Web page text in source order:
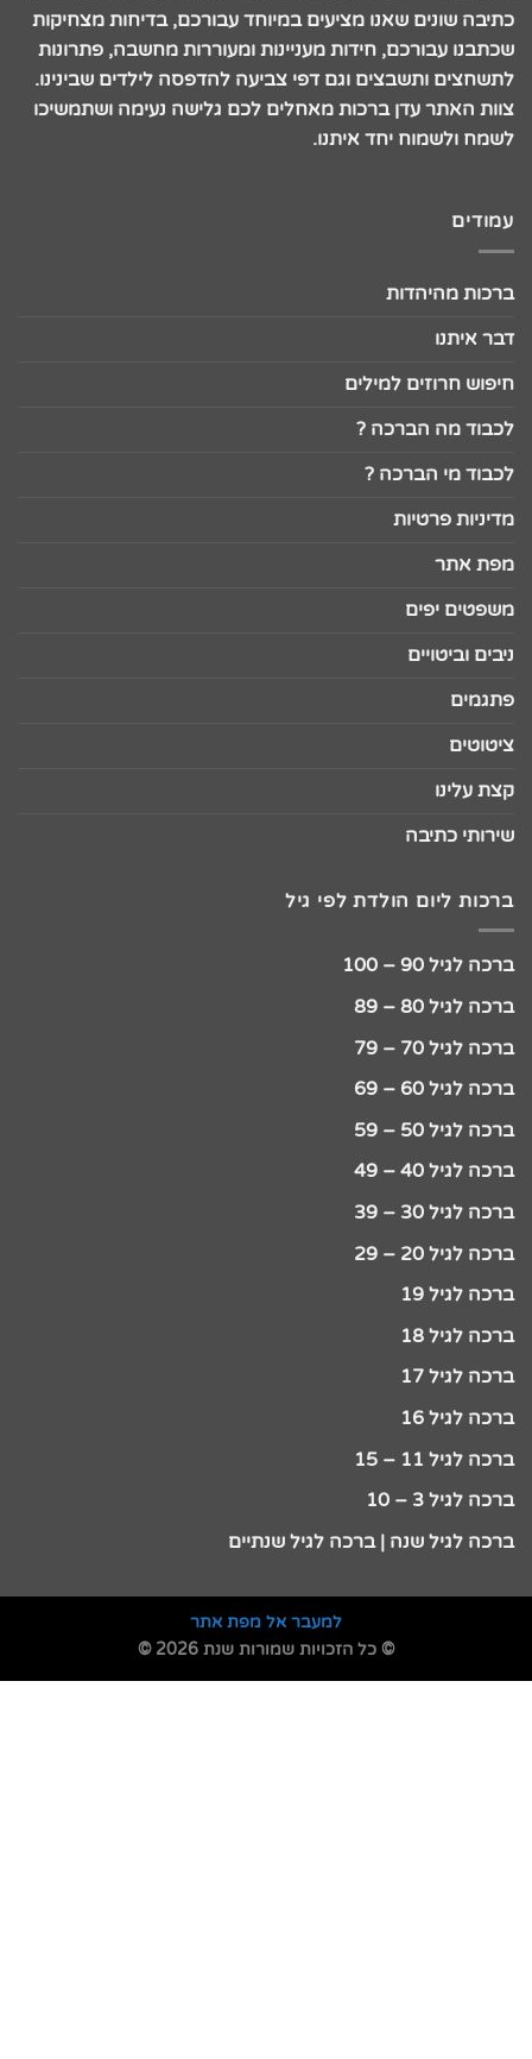
כתיבה שונים שאנו מציעים במיוחד עבורכם, בדיחות מצחיקות
שכתבנו עבורכם, חידות מעניינות ומעוררות מחשבה, פתרונות
לתשחצים ותשבצים וגם דפי צביעה להדפסה לילדים שבינינו.
צוות האתר עדן ברכות מאחלים לכם גלישה נעימה ושתמשיכו
לשמח ולשמוח יחד איתנו.
עמודים
ברכות מהיהדות
דבר איתנו
חיפוש חרוזים למילים
לכבוד מה הברכה ?
לכבוד מי הברכה ?
מדיניות פרטיות
מפת אתר
משפטים יפים
ניבים וביטויים
פתגמים
ציטוטים
קצת עלינו
שירותי כתיבה
ברכות ליום הולדת לפי גיל
ברכה לגיל 90 – 100
ברכה לגיל 80 – 89
ברכה לגיל 70 – 79
ברכה לגיל 60 – 69
ברכה לגיל 50 – 59
ברכה לגיל 40 – 49
ברכה לגיל 30 – 39
ברכה לגיל 20 – 29
ברכה לגיל 19
ברכה לגיל 18
ברכה לגיל 17
ברכה לגיל 16
ברכה לגיל 11 – 15
ברכה לגיל 3 – 10
ברכה לגיל שנה | ברכה לגיל שנתיים
למעבר אל מפת אתר
© כל הזכויות שמורות שנת 2026 ©